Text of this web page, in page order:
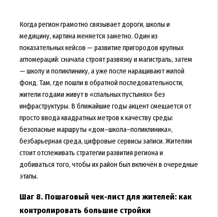
Когда регион грамотно связывает дороги, школы и
медицину, картина меняется заметно. Один из
показательных кейсов — развитие пригородов крупных
агломераций: сначала строят развязку и магистраль, затем
— школу и поликлинику, а уже после наращивают жилой
фонд. Там, где пошли в обратной последовательности,
жители годами живут в «спальных пустынях» без
инфраструктуры. В ближайшие годы акцент смещается от
просто ввода квадратных метров к качеству среды:
безопасные маршруты «дом–школа–поликлиника»,
безбарьерная среда, цифровые сервисы записи. Жителям
стоит отслеживать стратегии развития региона и
добиваться того, чтобы их район был включён в очередные
этапы.
Шаг 8. Пошаговый чек-лист для жителей: как
контролировать большие стройки